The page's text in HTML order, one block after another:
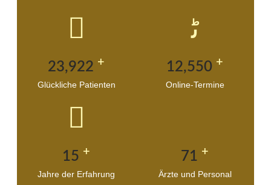
24,400 +
Glückliche Patienten
12,800 +
Online-Termine
15 +
Jahre der Erfahrung
72 +
Ärzte und Personal